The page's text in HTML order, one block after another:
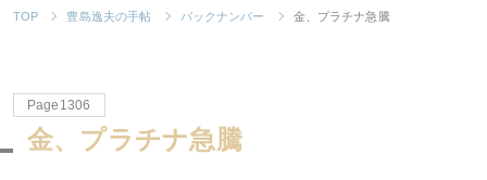
TOP 豊島逸夫の手帖 バックナンバー 金、プラチナ急騰
Page1306
金、プラチナ急騰